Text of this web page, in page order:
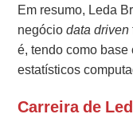
Em resumo, Leda
negóciodata driven
é, tendo como
estatísticos
Carreira de